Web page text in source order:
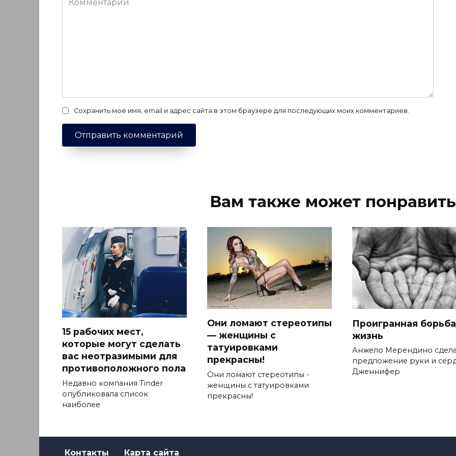
Сохранить моё имя, email и адрес сайта в этом браузере для последующих моих комментариев.
Вам также может
15 рабочих мест,
которые могут сделать
вас неотразимыми для
противоположного пола
Недавно компания Tinder
опубликовала список
наиболее
Они ломают стереотипы
— женщины с
татуировками
прекрасны!
Они ломают стереотипы -
женщины с татуировками
прекрасны!
Проигранная
жизнь
Анжело Мерендино
предложение руки и
Дженнифер
Контакты Карта сайта